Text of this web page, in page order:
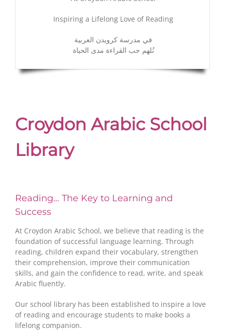
Inspiring a Lifelong Love of Reading
في مدرسة كرويدن العربية
نُلهم حب القراءة مدى الحياة
Croydon Arabic School
Library
Reading… The Key to Learning and
Success
At Croydon Arabic School, we believe that reading is the
foundation of successful language learning. Through
reading, children expand their vocabulary, strengthen
their comprehension, improve their communication
skills, and gain the confidence to read, write, and speak
Arabic fluently.
Our school library has been established to inspire a love
of reading and encourage students to make books a
lifelong companion.